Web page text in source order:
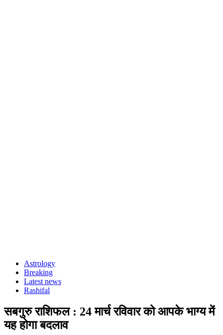
Astrology
Breaking
Latest news
Rashifal
सबगुरु राशिफल : 24 मार्च रविवार को आपके भाग्य में
यह होगा बदलाव